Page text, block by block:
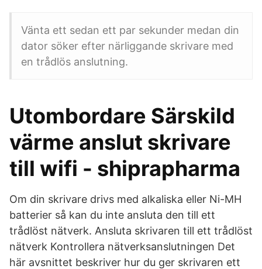
Vänta ett sedan ett par sekunder medan din
dator söker efter närliggande skrivare med
en trådlös anslutning.
Utombordare Särskild
värme anslut skrivare
till wifi - shiprapharma
Om din skrivare drivs med alkaliska eller Ni-MH
batterier så kan du inte ansluta den till ett
trådlöst nätverk. Ansluta skrivaren till ett trådlöst
nätverk Kontrollera nätverksanslutningen Det
här avsnittet beskriver hur du ger skrivaren ett